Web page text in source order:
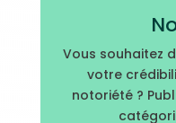
Vous souhaitez
votre
notoriété ?